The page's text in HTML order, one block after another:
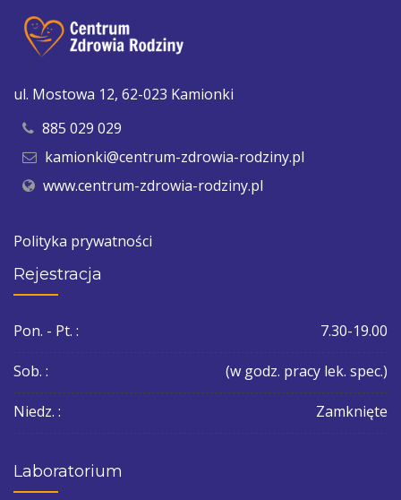
ul. Mostowa 12, 62-023 Kamionki
885 029 029
kamionki@centrum-zdrowia-rodziny.pl
www.centrum-zdrowia-rodziny.pl
Polityka prywatności
Rejestracja
Pon. - Pt. : 7.30-19.00
Sob. : (w godz. pracy lek. spec.)
Niedz. : Zamknięte
Laboratorium